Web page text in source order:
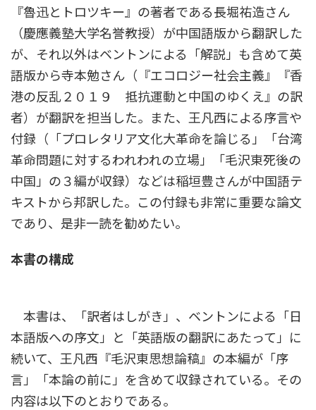
『魯迅とトロツキー』の著者である長堀祐造さん
（慶應義塾大学名誉教授）が中国語版から翻訳した
が、それ以外はベントンによる「解説」も含めて英
語版から寺本勉さん（『エコロジー社会主義』『香
港の反乱２０１９ 抵抗運動と中国のゆくえ』の訳
者）が翻訳を担当した。また、王凡西による序言や
付録（「プロレタリア文化大革命を論じる」「台湾
革命問題に対するわれわれの立場」「毛沢東死後の
中国」の３編が収録）などは稲垣豊さんが中国語テ
キストから邦訳した。この付録も非常に重要な論文
であり、是非一読を勧めたい。
本書の構成
本書は、「訳者はしがき」、ベントンによる「日
本語版への序文」と「英語版の翻訳にあたって」に
続いて、王凡西『毛沢東思想論稿』の本編が「序
言」「本論の前に」を含めて収録されている。その
内容は以下のとおりである。